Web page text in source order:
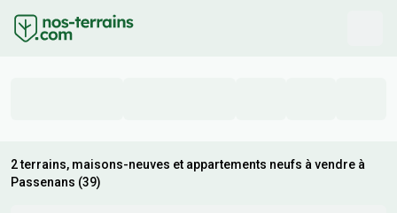
2 terrains, maisons-neuves et appartements neufs à vendre à
Passenans (39)